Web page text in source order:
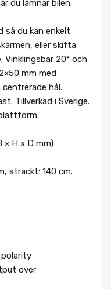
du lämnar bilen.
så du kan enkelt
eller skifta
Vinklingsbar 20° och
mm med
hål.
Tillverkad i Sverige.
x H x D mm)
sträckt: 140 cm.
over